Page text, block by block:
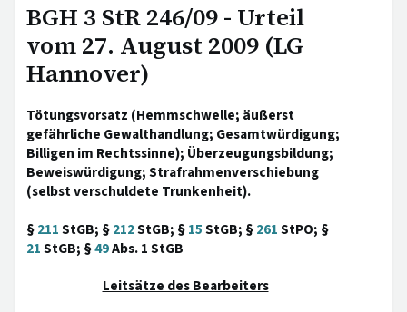
BGH 3 StR 246/09 - Urteil
vom 27. August 2009 (LG
Hannover)
Tötungsvorsatz (Hemmschwelle; äußerst
gefährliche Gewalthandlung; Gesamtwürdigung;
Billigen im Rechtssinne); Überzeugungsbildung;
Beweiswürdigung; Strafrahmenverschiebung
(selbst verschuldete Trunkenheit).
§211StGB; §212StGB; §15StGB; §261StPO; §
21StGB; §49Abs. 1 StGB
Leitsätze des Bearbeiters